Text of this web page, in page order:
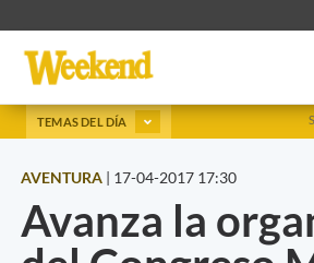
TEMAS DEL DÍA
AVENTURA | 17-04-2017 17:30
Avanza la